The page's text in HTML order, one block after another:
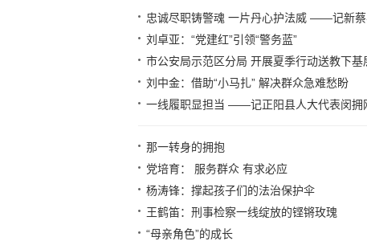
忠诚尽职铸警魂 一片丹心护法威 ——记新
刘卓亚：“党建红”引领“警务蓝”
市公安局示范区分局 开展夏季行动送教下基
刘中金：借助“小马扎” 解决群众急难愁盼
一线履职显担当 ——记正阳县人大代表闵拥
那一转身的拥抱
党培育： 服务群众 有求必应
杨涛锋：撑起孩子们的法治保护伞
王鹤笛：刑事检察一线绽放的铿锵玫瑰
“母亲角色”的成长